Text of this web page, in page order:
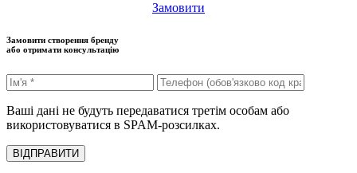
Замовити
Замовити створення бренду
або отримати консультацію
Ваші дані не будуть передаватися третім особам або
використовуватися в SPAM-розсилках.
ВІДПРАВИТИ